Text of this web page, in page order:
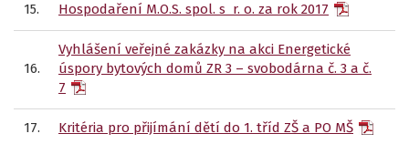
15. Hospodaření M.O.S. spol. s r. o. za rok 2017
16.
Vyhlášení veřejné zakázky na akci Energetické
úspory bytových domů ZR 3 – svobodárna č. 3 a č.
7
17. Kritéria pro přijímání dětí do 1. tříd ZŠ a PO MŠ